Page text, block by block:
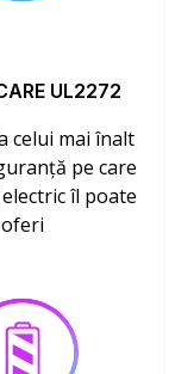
UL2272
celui mai înalt
pe care
îl poate
oferi